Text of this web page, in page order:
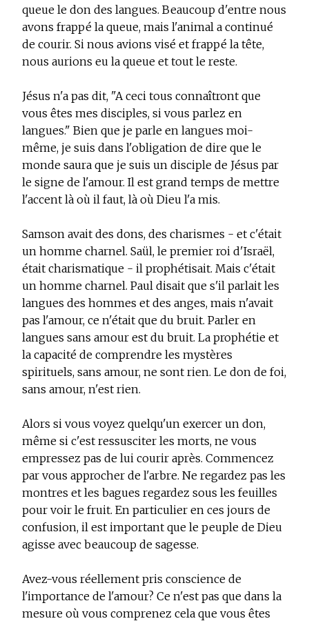
queue le don des langues. Beaucoup d'entre nous
avons frappé la queue, mais l'animal a continué
de courir. Si nous avions visé et frappé la tête,
nous aurions eu la queue et tout le reste.
Jésus n'a pas dit, "A ceci tous connaîtront que
vous êtes mes disciples, si vous parlez en
langues." Bien que je parle en langues moi-
même, je suis dans l'obligation de dire que le
monde saura que je suis un disciple de Jésus par
le signe de l'amour. Il est grand temps de mettre
l'accent là où il faut, là où Dieu l'a mis.
Samson avait des dons, des charismes - et c'était
un homme charnel. Saül, le premier roi d'Israël,
était charismatique - il prophétisait. Mais c'était
un homme charnel. Paul disait que s'il parlait les
langues des hommes et des anges, mais n'avait
pas l'amour, ce n'était que du bruit. Parler en
langues sans amour est du bruit. La prophétie et
la capacité de comprendre les mystères
spirituels, sans amour, ne sont rien. Le don de foi,
sans amour, n'est rien.
Alors si vous voyez quelqu'un exercer un don,
même si c'est ressusciter les morts, ne vous
empressez pas de lui courir après. Commencez
par vous approcher de l'arbre. Ne regardez pas les
montres et les bagues regardez sous les feuilles
pour voir le fruit. En particulier en ces jours de
confusion, il est important que le peuple de Dieu
agisse avec beaucoup de sagesse.
Avez-vous réellement pris conscience de
l'importance de l'amour? Ce n'est pas que dans la
mesure où vous comprenez cela que vous êtes